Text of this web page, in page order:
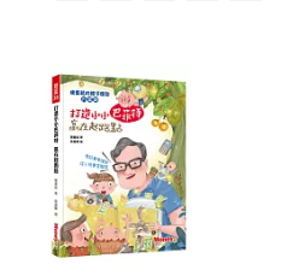
郭欽銘(1)
鍾憲輝、陳重銘(1)
出版社 (可複選)
金尉(32)
全華圖書(3) 時